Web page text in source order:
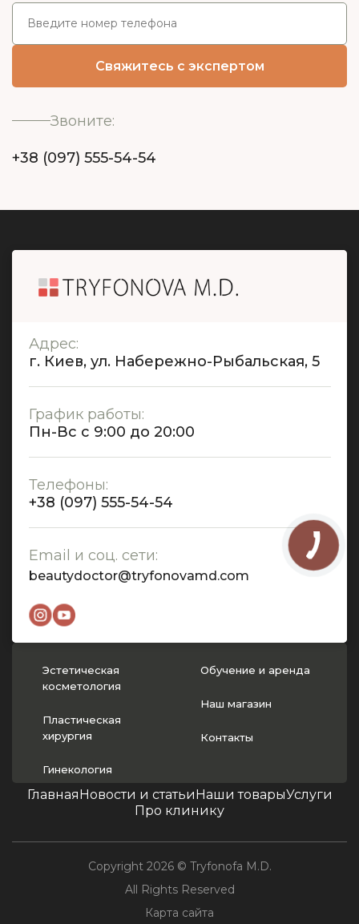
Звоните:
+38 (097) 555-54-54
Эстетическая
косметология
Пластическая
хирургия
Гинекология
Обучение и аренда
Наш магазин
Контакты
ГлавнаяНовости и статьиНаши товарыУслуги
Про клинику
Адрес:
г. Киев, ул. Набережно-Рыбальская, 5
График работы:
Пн-Вс с 9:00 до 20:00
Телефоны:
+38 (097) 555-54-54
Email и соц. сети:
beautydoctor@tryfonovamd.com
Copyright 2026 © Tryfonofa M.D.
All Rights Reserved
Карта сайта